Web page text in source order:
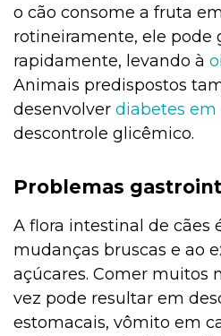
o cão consome a fruta
rotineiramente, ele pode
rapidamente, levando à
Animais predispostos
desenvolver diabetes em
descontrole glicêmico.
Problemas
A flora intestinal de cães
mudanças bruscas e ao
açúcares. Comer muitos
vez pode resultar em
estomacais, vômito em